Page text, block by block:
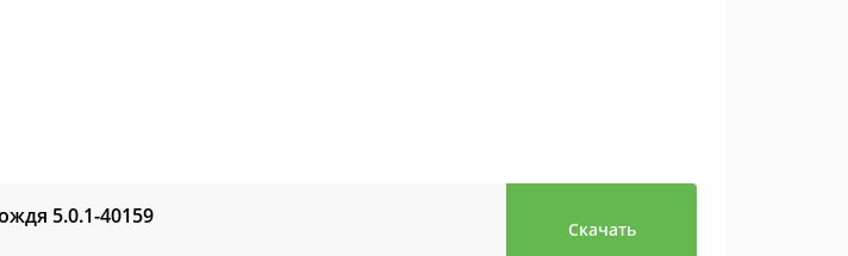
5.0.1-40159
Скачать